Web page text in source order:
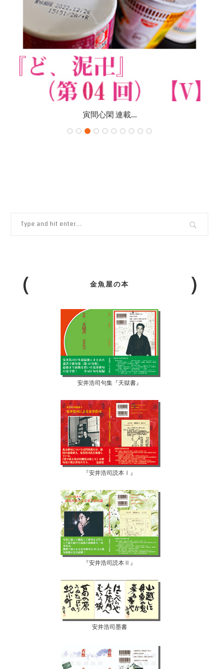
寅間心閑 連載...
金魚屋の本
安井浩司句集『天獄書』
『安井浩司読本Ⅰ』
『安井浩司読本Ⅱ』
安井浩司墨書